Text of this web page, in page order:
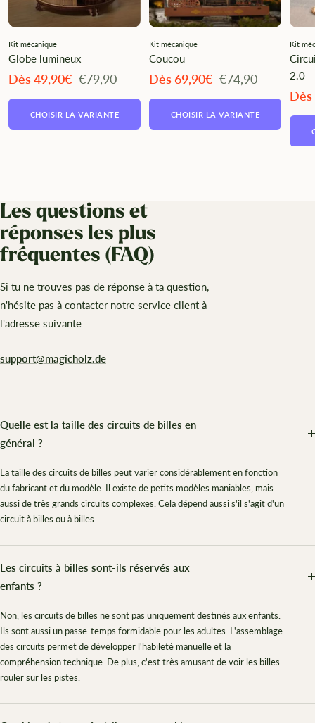
Kit mécanique
Globe lumineux
Angebotspreis
Dès 49,90€ Regulärer
€79,90
CHOISIR LA VARIANTE
Kit mécanique
Coucou
Angebotspreis
Dès 69,90€ Regulärer
€74,90
CHOISIR LA VARIANTE
Kit
2.0
Les questions et
réponses les plus
fréquentes (FAQ)
Si tu ne trouves pas de réponse à ta question,
n'hésite pas à contacter notre service client à
l'adresse suivante
support@magicholz.de
Quelle est la taille des circuits de billes en
général ?
La taille des circuits de billes peut varier considérablement en fonction
du fabricant et du modèle. Il existe de petits modèles maniables, mais
aussi de très grands circuits complexes. Cela dépend aussi s'il s'agit d'un
circuit à billes ou à billes.
Les circuits à billes sont-ils réservés aux
enfants ?
Non, les circuits de billes ne sont pas uniquement destinés aux enfants.
Ils sont aussi un passe-temps formidable pour les adultes. L'assemblage
des circuits permet de développer l'habileté manuelle et la
compréhension technique. De plus, c'est très amusant de voir les billes
rouler sur les pistes.